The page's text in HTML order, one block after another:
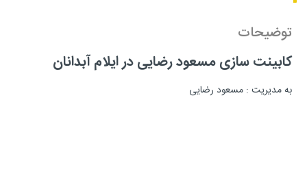
توضیحات
کابینت سازی مسعود رضایی در ایلام آبدانان
به مدیریت : مسعود رضایی